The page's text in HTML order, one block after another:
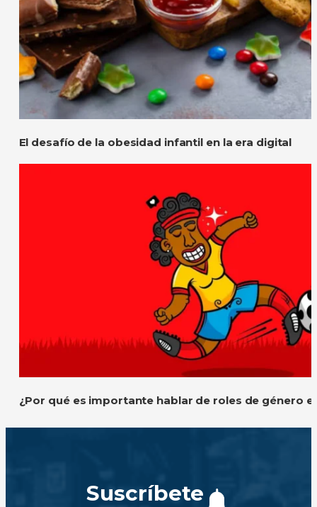
El desafío de la obesidad infantil en la era digital
¿Por qué es importante hablar de roles de género
Suscríbete